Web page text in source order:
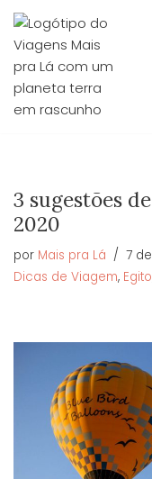
Avançar
para
o
conteúdo
3 sugestões
2020
por Mais pra Lá
7
Dicas de Viagem, Egito